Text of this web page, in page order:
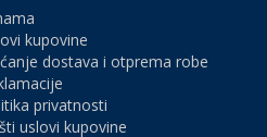
kupovine
dostava i otprema robe
privatnosti
uslovi kupovine